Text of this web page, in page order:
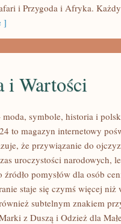
i Przygoda i Afryka.
]
i Wartości
moda, symbole, historia i
to magazyn internetowy
że przywiązanie do
uroczystości narodowych,
źródło pomysłów dla osób
staje się czymś więcej niż
subtelnym znakiem
z Duszą i Odzież dla